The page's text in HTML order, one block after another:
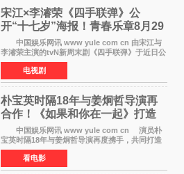
宋江×李濬荣《四手联弹》公
开“十七岁”海报！青春乐章8月29
日奏响
中国娱乐网讯 www yule com cn 由宋江与
李濬荣主演的tvN新周末剧《四手联弹》于近日公
开十七岁版海报，以充满青春气息的画面再度点
燃观众期待。 海报中，宋江与李濬荣并肩站
在音乐教室的
电视剧
朴宝英时隔18年与姜炯哲导演再
合作！《如果和你在一起》打造
奇幻浪漫喜剧
中国娱乐网讯 www yule com cn 演员朴
宝英时隔18年与姜炯哲导演再度携手，共同打造
备受期待的浪漫喜剧新作《如果和你在一起》
（暂定名）。据OSEN报道，朴宝英将出演该片
女主角，自2008年《
看电影